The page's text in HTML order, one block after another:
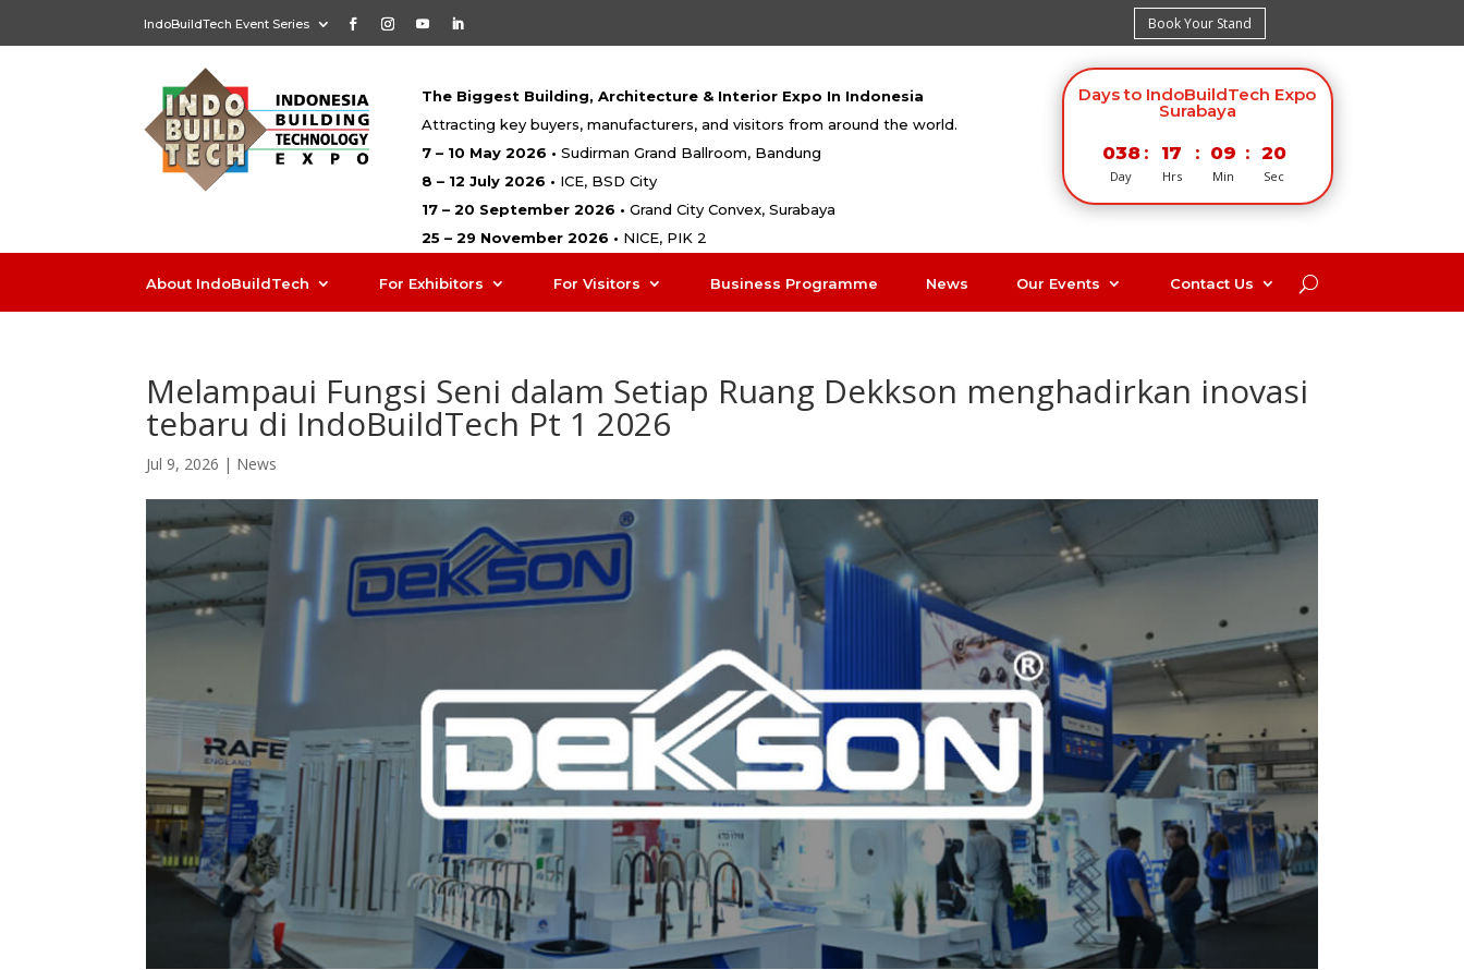
IndoBuildTech Event Series Book Your Stand
The Biggest Building, Architecture & Interior Expo In Indonesia
Attracting key buyers, manufacturers, and visitors from around the world.
7 – 10 May 2026 • Sudirman Grand Ballroom, Bandung
8 – 12 July 2026 • ICE, BSD City
17 – 20 September 2026 • Grand City Convex, Surabaya
25 – 29 November 2026 • NICE, PIK 2
Days to IndoBuildTech Expo
Surabaya
038
Day
: 17
Hrs
: 09
Min
: 19
Sec
About IndoBuildTech For Exhibitors For Visitors Business Programme News Our Events Contact Us
Melampaui Fungsi Seni dalam Setiap Ruang Dekkson menghadirkan inovasi
tebaru di IndoBuildTech Pt 1 2026
Jul 9, 2026 | News